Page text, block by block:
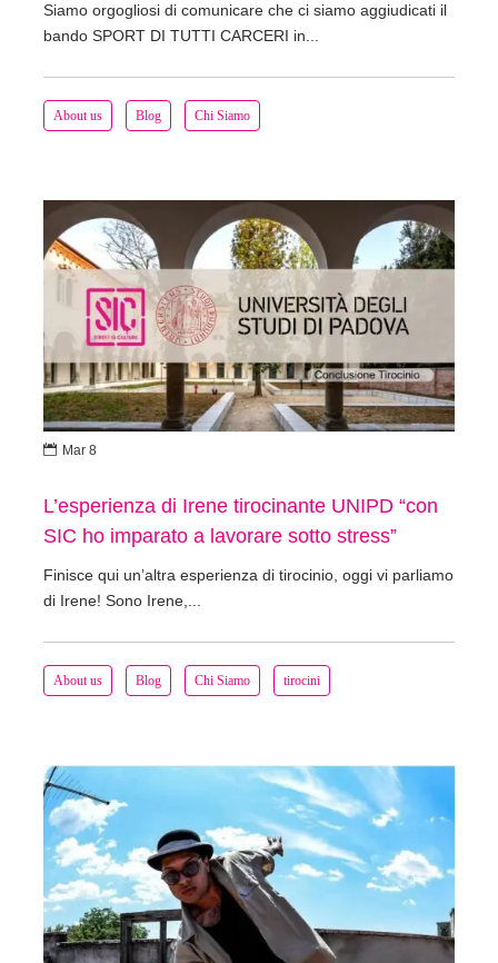
About us Blog Chi Siamo
Siamo orgogliosi di comunicare che ci siamo aggiudicati il
bando SPORT DI TUTTI CARCERI in...
About us Blog Chi Siamo tirocini
L’esperienza di Irene tirocinante UNIPD “con
SIC ho imparato a lavorare sotto stress”
Finisce qui un’altra esperienza di tirocinio, oggi vi parliamo
di Irene! Sono Irene,...
 Mar 8